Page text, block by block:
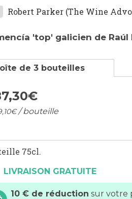
Robert Parker (The Wine
'top' galicien de Raúl
de 3 bouteilles
30€
10€/ bouteille
75cl.
LIVRAISON GRATUITE
10 € de réduction sur votre